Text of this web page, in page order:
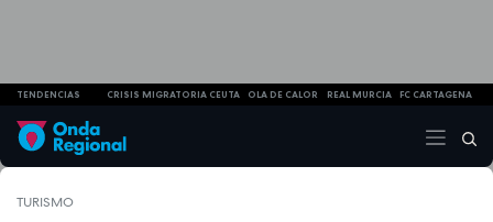
TENDENCIAS CRISIS MIGRATORIA CEUTA OLA DE CALOR REAL MURCIA FC CARTAGENA
TURISMO